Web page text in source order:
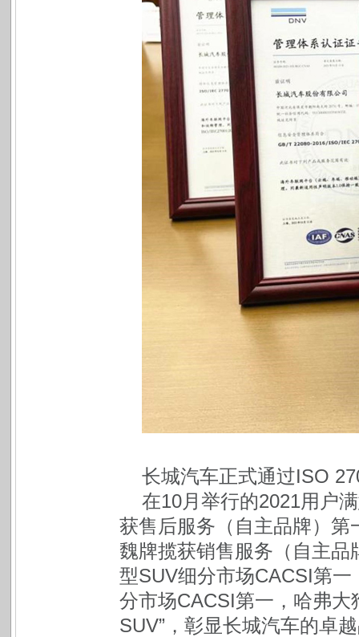
长城汽车正式通过ISO
在10月举行的2021用户
获售后服务（自主品牌）
魏牌揽获销售服务（自主
型SUV细分市场CACSI第
分市场CACSI第一，哈弗大
SUV”，彰显长城汽车的卓